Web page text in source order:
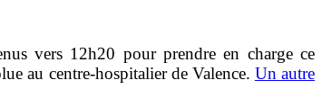
vers 12h20 pour prendre en charge ce
au centre-hospitalier de Valence. Un autre